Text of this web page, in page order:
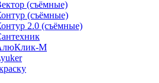
(съёмные)
(съёмные)
2.0 (съёмные)
М